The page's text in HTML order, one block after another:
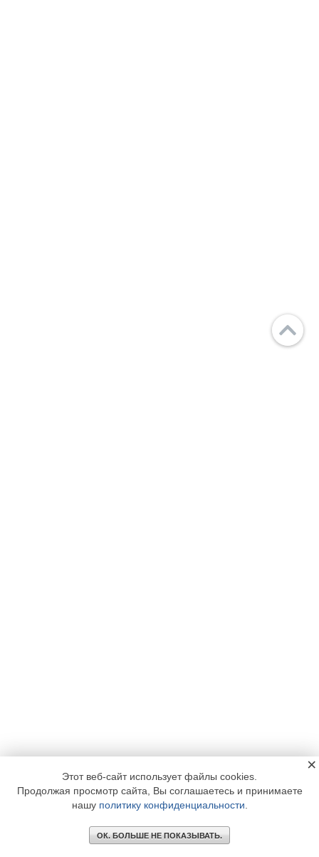
Этот веб-сайт использует файлы cookies.
Продолжая просмотр сайта, Вы соглашаетесь и принимаете
нашу политику конфиденциальности
ОК. БОЛЬШЕ НЕ ПОКАЗЫВАТЬ.
×